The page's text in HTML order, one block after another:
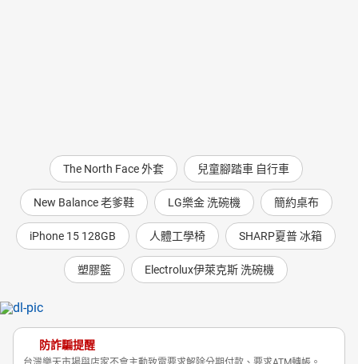
應記載及不得記載事項，應適用該事項關於解除契約之規
例如：藝文展演票券等。
四、如您有換貨需求，請直接與本店鋪聯繫。
The North Face 外套 兒童腳踏車 自行車
New Balance 老爹鞋 LG樂金 洗碗機 簡約桌布
iPhone 15 128GB 人體工學椅 SHARP夏普 冰箱
塑膠籃 Electrolux伊萊克斯 洗碗機
防詐騙提醒